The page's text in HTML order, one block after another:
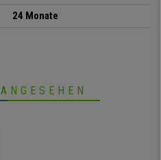
24 Monate
ANGESEHEN